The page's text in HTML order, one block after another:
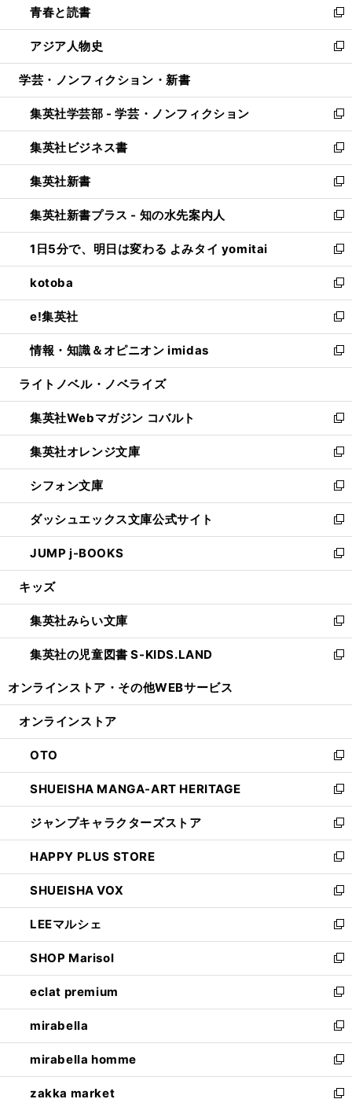
で
開
く
ド
ウ
で
開
ィ
ン
ド
ウ
開
く
い
ウ
ィ
ン
ウ
で
開
く
青春と読書
新
し
い
ウ
ン
ド
ウ
で
開
く
アジア人物史
新
し
ウ
ィ
ン
ド
ウ
で
開
く
学芸・ノンフィクション・新書
集英社学芸部 - 学芸・ノンフィクション
新
し
い
ウ
ィ
ン
ド
ウ
で
開
く
集英社ビジネス書
新
し
い
ウ
ィ
ン
ド
ウ
で
開
く
集英社新書
新
し
い
ウ
ィ
ン
ド
ウ
で
開
く
集英社新書プラス - 知の水先案内人
新
し
い
ウ
ィ
ン
ド
ウ
で
開
1日5分で、明日は変わる よみタイ yomitai
新
し
い
ウ
ィ
ン
ド
ウ
開
く
kotoba
新
し
い
ウ
ィ
ン
ウ
で
開
く
e!集英社
新
し
い
ウ
ン
ド
ウ
で
開
く
情報・知識＆オピニオン imidas
新
し
ウ
ィ
ン
ド
ウ
で
開
く
ライトノベル・ノベライズ
集英社Webマガジン コバルト
新
し
い
ウ
ィ
ン
ド
ウ
で
開
集英社オレンジ文庫
新
し
い
ウ
ィ
ン
ド
ウ
開
く
シフォン文庫
新
し
い
ウ
ィ
ン
ウ
で
開
く
ダッシュエックス文庫公式サイト
新
し
い
ウ
ン
ド
ウ
で
JUMP j-BOOKS
新
し
ウ
ィ
ン
ド
開
キッズ
集英社みらい文庫
新
し
い
ン
ウ
で
開
く
集英社の児童図書 S-KIDS.LAND
新
ウ
ン
ド
ウ
で
開
く
オンラインストア・ その他WEBサービス
オンラインストア
OTO
新
し
い
ウ
ィ
ン
ド
ウ
で
開
く
SHUEISHA MANGA-ART HERITAGE
新
し
い
ウ
ィ
ン
ド
ウ
で
開
く
ジャンプキャラクターズストア
新
し
い
ウ
ィ
ン
ド
ウ
で
開
く
HAPPY PLUS STORE
新
し
い
ウ
ィ
ン
ド
ウ
で
開
く
SHUEISHA VOX
新
し
い
ウ
ィ
ン
ド
ウ
で
開
く
LEEマルシェ
新
し
い
ウ
ィ
ン
ド
ウ
で
開
く
SHOP Marisol
新
し
い
ウ
ィ
ン
ド
ウ
で
eclat premium
新
し
い
ウ
ィ
ン
ド
mirabella
新
し
い
ウ
ィ
mirabella homme
新
し
い
zakka market
新